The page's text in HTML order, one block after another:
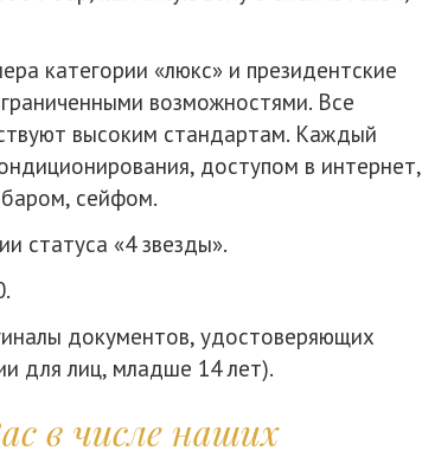
категории «люкс» и президентские
возможностями. Все
высоким стандартам. Каждый
доступом в интернет,
сейфом.
статуса «4 звезды».
документов, удостоверяющих
для лиц, младше 14 лет).
в числе наших